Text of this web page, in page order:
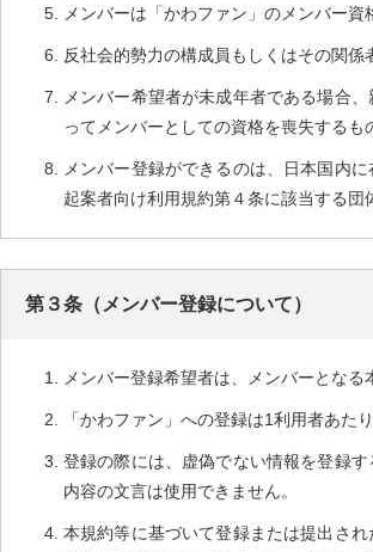
メンバーは「かわファン」のメンバー
反社会的勢力の構成員もしくはその関
メンバー希望者が未成年者である場合
ってメンバーとしての資格を喪失するも
メンバー登録ができるのは、日本国内
起案者向け利用規約第４条に該当する団
第３条（メンバー登録について）
メンバー登録希望者は、メンバーとな
「かわファン」への登録は1利用者あた
登録の際には、虚偽でない情報を登録
内容の文言は使用できません。
本規約等に基づいて登録または提出さ